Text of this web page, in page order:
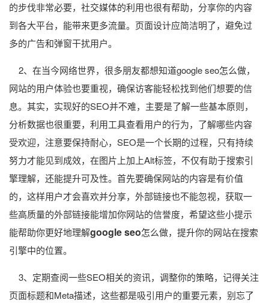
的步伐非常必要，社交媒体的利用也很有帮助，分享你的内容
到各大平台，能带来更多流量。页面设计应简洁明了，避免过
多的广告和弹窗干扰用户。
2、在当今网络世界，很多朋友都想知道google seo怎么做，
网站的用户体验也要重视，确保访客能轻松找到他们想要的信
息。其实，实现好的SEO并不难，主要是了解一些基本原则，
分析数据也很重要，利用工具查看用户的行为，了解哪些内容
受欢迎，注意要保持耐心，SEO是一个长期的过程，只有持续
努力才能见到成效，在图片上加上Alt标签，不仅有助于搜索引
擎理解，还能提升可及性。首先要确保网站的内容是有价值
的，这样用户才会喜欢并分享，外部链接也不能忽视，获取一
些高质量的外部链接能增加你网站的信誉度，希望这些小提示
能帮助你更好地理解google seo怎么做，提升你的网站在搜索
引擎中的位置。
3、定期查阅一些SEO相关的资讯，调整你的策略，记得关注
页面标题和Meta描述，这些都是吸引用户的重要元素，别忘了